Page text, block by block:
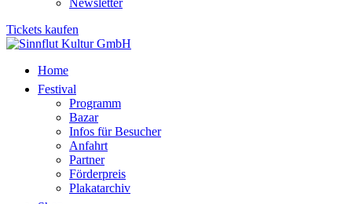
Newsletter
Tickets kaufen
Home
Festival
Programm
Bazar
Infos für Besucher
Anfahrt
Partner
Förderpreis
Plakatarchiv